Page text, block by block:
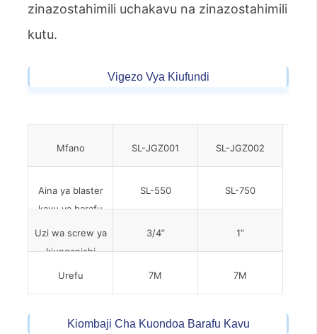
zinazostahimili uchakavu na zinazostahimili
kutu.
Vigezo Vya Kiufundi
Mfano
Aina ya blaster
kavu ya barafu
Uzi wa screw ya
kiunganishi
Urefu
SL-JGZ001
SL-550
3/4”
7M
SL-JGZ002
SL-750
1”
7M
Kiombaji Cha Kuondoa Barafu Kavu